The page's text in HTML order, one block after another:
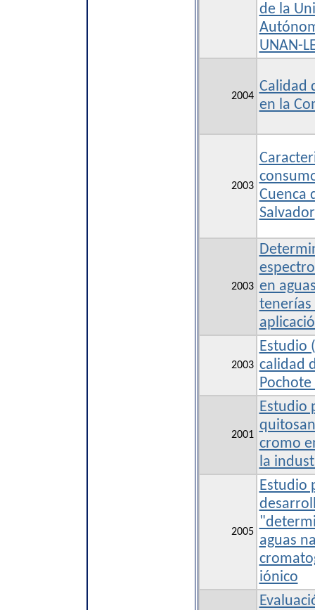
de la
UNAN-
2004
Calidad
en la
2003
Cuenca
Salvador
2003 en
tenerías
2003
Estudio
calidad
2001
Estudio
cromo
la
2005
Estudio
aguas
iónico